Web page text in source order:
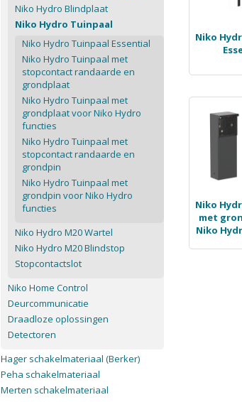
Niko
Niko
met
Niko
Niko Hydro Blindplaat
Niko Hydro Tuinpaal
Niko Hydro Tuinpaal Essential
Niko Hydro Tuinpaal met
stopcontact randaarde en
grondplaat
Niko Hydro Tuinpaal met
grondplaat voor Niko Hydro
functies
Niko Hydro Tuinpaal met
stopcontact randaarde en
grondpin
Niko Hydro Tuinpaal met
grondpin voor Niko Hydro
functies
Niko Hydro M20 Wartel
Niko Hydro M20 Blindstop
Stopcontactslot
Niko Home Control
Deurcommunicatie
Draadloze oplossingen
Detectoren
Hager schakelmateriaal (Berker)
Peha schakelmateriaal
Merten schakelmateriaal